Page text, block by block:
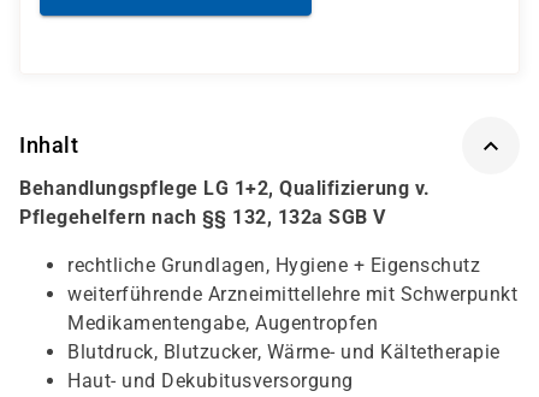
Inhalt
Behandlungspflege LG 1+2, Qualifizierung v.
Pflegehelfern nach §§ 132, 132a SGB V
rechtliche Grundlagen, Hygiene + Eigenschutz
weiterführende Arzneimittellehre mit Schwerpunkt
Medikamentengabe, Augentropfen
Blutdruck, Blutzucker, Wärme- und Kältetherapie
Haut- und Dekubitusversorgung